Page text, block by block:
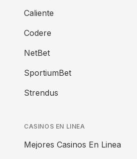
Caliente
Codere
NetBet
SportiumBet
Strendus
CASINOS EN LINEA
Mejores Casinos En Linea